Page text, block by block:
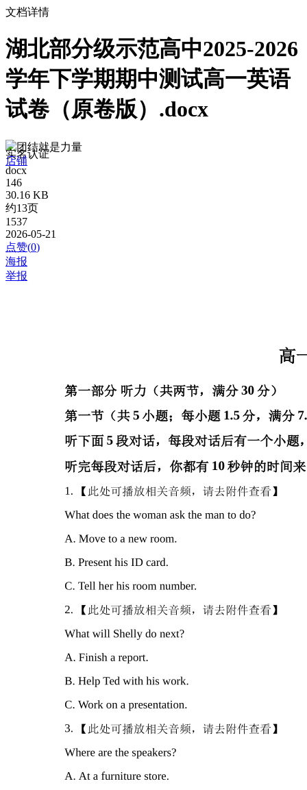
文档详情
湖北部分级示范高中2025-2026
学年下学期期中测试高一英语
试卷（原卷版）.docx
团结就是力量
实名认证
店铺
docx
146
30.16 KB
约13页
1537
2026-05-21
点赞(0)
海报
举报